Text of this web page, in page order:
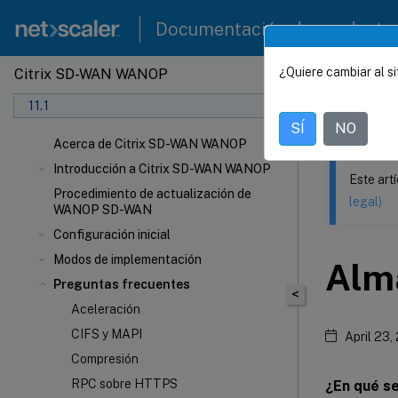
Documentación de
Citrix SD-WAN WANOP
11.1
Acerca de Citrix SD-WAN WANOP
Introducción a Citrix SD-WAN WANOP
Procedimiento de actualización de
WANOP SD-WAN
Configuración inicial
Modos de implementación
Preguntas frecuentes
Aceleración
CIFS y MAPI
Compresión
RPC sobre HTTPS
Este
Citrix
<
Este
legal)
April 23,
¿En qué
¿Quiere cambiar al
SÍ NO